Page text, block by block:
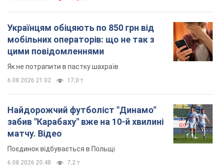
Українцям обіцяють по 850 грн від
мобільних операторів: що не так з
цими повідомленнями
Як не потрапити в пастку шахраїв
6.08.2026 21:02 17,0 т.
Найдорожчий футболіст "Динамо"
забив "Карабаху" вже на 10-й хвилині
матчу. Відео
Поєдинок відбувається в Польщі
6.08.2026 20:48 7,2 т.